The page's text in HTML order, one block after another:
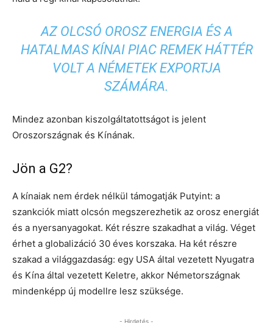
AZ OLCSÓ OROSZ ENERGIA ÉS A
HATALMAS KÍNAI PIAC REMEK HÁTTÉR
VOLT A NÉMETEK EXPORTJA
SZÁMÁRA.
Mindez azonban kiszolgáltatottságot is jelent
Oroszországnak és Kínának.
Jön a G2?
A kínaiak nem érdek nélkül támogatják Putyint: a
szankciók miatt olcsón megszerezhetik az orosz energiát
és a nyersanyagokat. Két részre szakadhat a világ. Véget
érhet a globalizáció 30 éves korszaka. Ha két részre
szakad a világgazdaság: egy USA által vezetett Nyugatra
és Kína által vezetett Keletre, akkor Németországnak
mindenképp új modellre lesz szüksége.
- Hirdetés -